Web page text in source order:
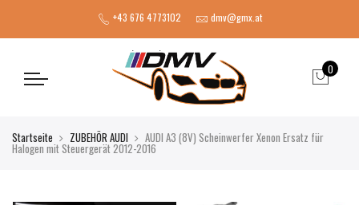
+43 676 4773102 dmv@gmx.at
0
Startseite ZUBEHÖR AUDI AUDI A3 (8V) Scheinwerfer Xenon Ersatz für
Halogen mit Steuergerät 2012-2016